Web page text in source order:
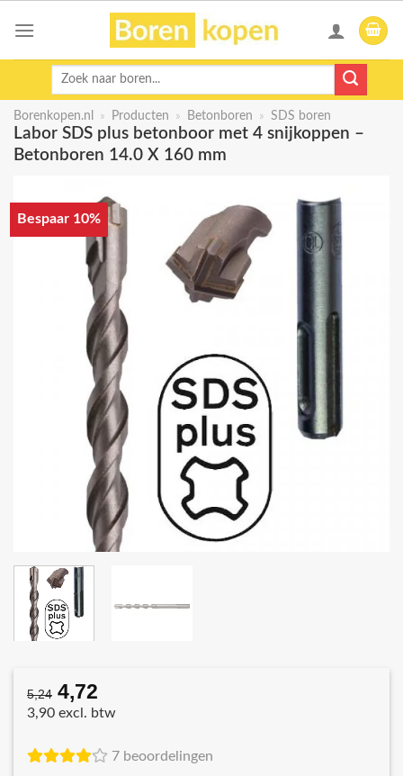
Zoeken
Borenkopen.nl » Producten » Betonboren » SDS boren
Labor SDS plus betonboor met 4 snijkoppen –
Betonboren 14.0 X 160 mm
Bespaar 10%
5,24 Oorspronkelijke
prijs
€5,24.
4,72
prijs
€4,72.
3,90 excl. btw
7 beoordelingen